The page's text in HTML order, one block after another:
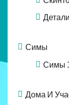
Симы
Симы
Дома И